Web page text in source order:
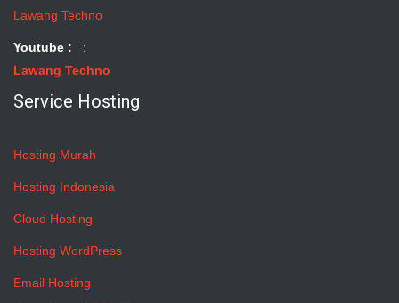
Lawang Techno
Youtube :
:
Lawang Techno
Service Hosting
Hosting Murah
Hosting Indonesia
Cloud Hosting
Hosting WordPress
Email Hosting